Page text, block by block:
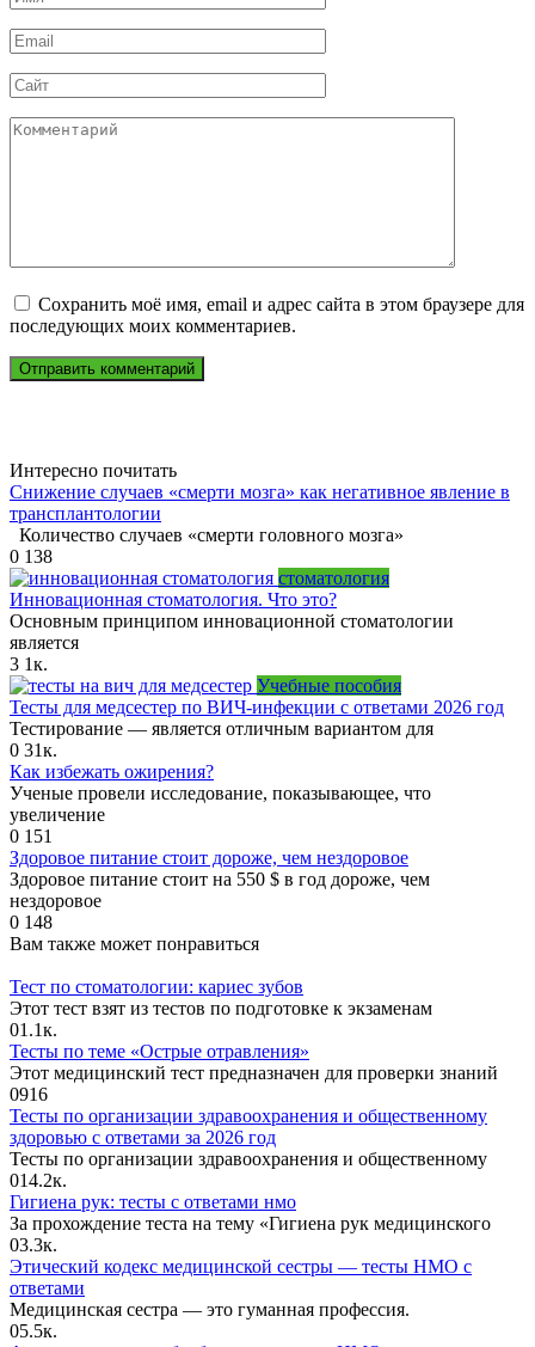
*
Email
*
Сайт
Комментарий
Сохранить моё имя, email и адрес сайта в этом браузере для
последующих моих комментариев.
Интересно почитать
Снижение случаев «смерти мозга» как негативное явление в
трансплантологии
Количество случаев «смерти головного мозга»
0 138
стоматология
Инновационная стоматология. Что это?
Основным принципом инновационной стоматологии
является
3 1к.
Учебные пособия
Тесты для медсестер по ВИЧ-инфекции с ответами 2026 год
Тестирование — является отличным вариантом для
0 31к.
Как избежать ожирения?
Ученые провели исследование, показывающее, что
увеличение
0 151
Здоровое питание стоит дороже, чем нездоровое
Здоровое питание стоит на 550 $ в год дороже, чем
нездоровое
0 148
Вам также может понравиться
Тест по стоматологии: кариес зубов
Этот тест взят из тестов по подготовке к экзаменам
01.1к.
Тесты по теме «Острые отравления»
Этот медицинский тест предназначен для проверки знаний
0916
Тесты по организации здравоохранения и общественному
здоровью с ответами за 2026 год
Тесты по организации здравоохранения и общественному
014.2к.
Гигиена рук: тесты с ответами нмо
За прохождение теста на тему «Гигиена рук медицинского
03.3к.
Этический кодекс медицинской сестры — тесты НМО с
ответами
Медицинская сестра — это гуманная профессия.
05.5к.